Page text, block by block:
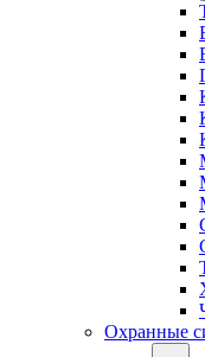
Охранные